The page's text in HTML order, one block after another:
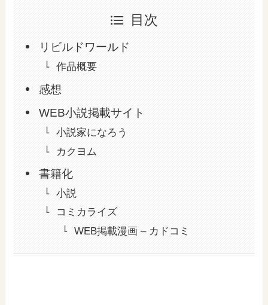
目次
リビルドワールド
作品概要
感想
WEB小説掲載サイト
小説家になろう
カクヨム
書籍化
小説
コミカライズ
WEB掲載漫画 – カドコミ